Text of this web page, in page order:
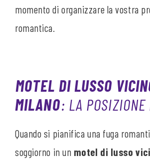
momento di organizzare la vostra
romantica.
MOTEL DI LUSSO
MILANO: LA POSIZIONE
Quando si pianifica una fuga
soggiorno in un motel di lusso